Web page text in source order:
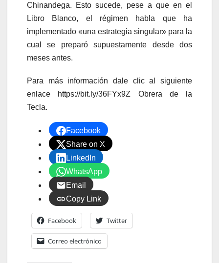
Chinandega. Esto sucede, pese a que en el
Libro Blanco, el régimen habla que ha
implementado «una estrategia singular» para la
cual se preparó supuestamente desde dos
meses antes.
Para más información dale clic al siguiente
enlace https://bit.ly/36FYx9Z Obrera de la
Tecla.
Facebook
Share on X
LinkedIn
WhatsApp
Email
Copy Link
Facebook Twitter
Correo electrónico